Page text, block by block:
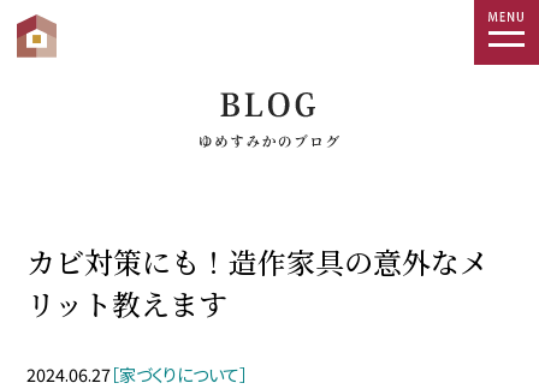
カビ対策にも！造作家具の意外なメ
リット教えます
2024.06.27［家づくりについて］